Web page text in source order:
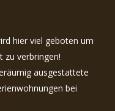
hier viel geboten um
zu verbringen!
ausgestattete
bei